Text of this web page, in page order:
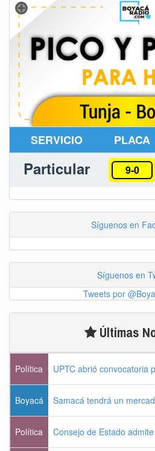
SERVICIO PLACA
Particular 9-0
Síguenos en
Síguenos en
Tweets por
Últimas
Política UPTC abrió convocatoria
Boyacá Samacá tendrá un
Política Consejo de Estado